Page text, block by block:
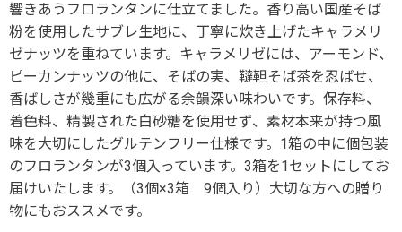
響きあうフロランタンに仕立てました。香り高い国産そば
粉を使用したサブレ生地に、丁寧に炊き上げたキャラメリ
ゼナッツを重ねています。キャラメリゼには、アーモンド、
ピーカンナッツの他に、そばの実、韃靼そば茶を忍ばせ、
香ばしさが幾重にも広がる余韻深い味わいです。保存料、
着色料、精製された白砂糖を使用せず、素材本来が持つ風
味を大切にしたグルテンフリー仕様です。1箱の中に個包装
のフロランタンが3個入っています。3箱を1セットにしてお
届けいたします。（3個×3箱 9個入り）大切な方への贈り
物にもおススメです。